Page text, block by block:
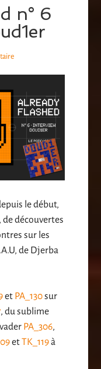
n° 6
le début,
de découvertes
sur les
de Djerba
et PA_130sur
, du sublime
PA_306,
etTK_119à